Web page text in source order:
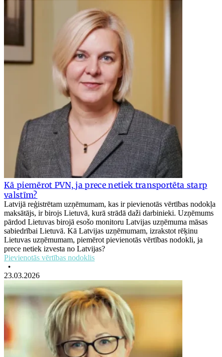
Kā piemērot PVN, ja prece netiek transportēta starp
valstīm?
Latvijā reģistrētam uzņēmumam, kas ir pievienotās vērtības nodokļa
maksātājs, ir birojs Lietuvā, kurā strādā daži darbinieki. Uzņēmums
pārdod Lietuvas birojā esošo monitoru Latvijas uzņēmuma māsas
sabiedrībai Lietuvā. Kā Latvijas uzņēmumam, izrakstot rēķinu
Lietuvas uzņēmumam, piemērot pievienotās vērtības nodokli, ja
prece netiek izvesta no Latvijas?
Pievienotās vērtības nodoklis
•
23.03.2026